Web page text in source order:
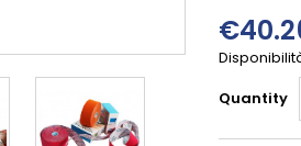
Quantity